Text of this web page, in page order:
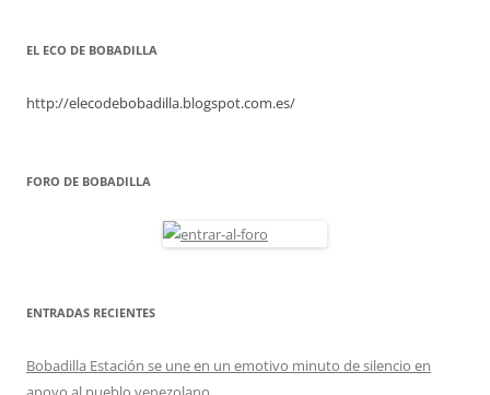
EL ECO DE BOBADILLA
http://elecodebobadilla.blogspot.com.es/
FORO DE BOBADILLA
ENTRADAS RECIENTES
Bobadilla Estación se une en un emotivo minuto de silencio en